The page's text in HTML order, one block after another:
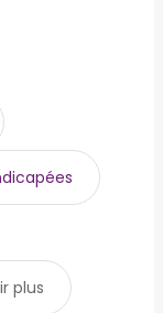
plus